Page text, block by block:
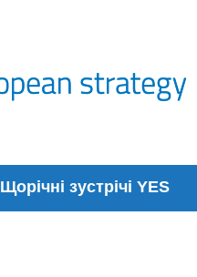
Щорічні зустрічі YES